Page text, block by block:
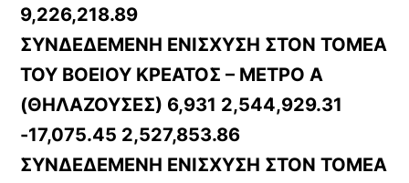
9,226,218.89
ΣΥΝΔΕΔΕΜΕΝΗ ΕΝΙΣΧΥΣΗ ΣΤΟΝ ΤΟΜΕΑ
ΤΟΥ ΒΟΕΙΟΥ ΚΡΕΑΤΟΣ – ΜΕΤΡΟ Α
(ΘΗΛΑΖΟΥΣΕΣ) 6,931 2,544,929.31
-17,075.45 2,527,853.86
ΣΥΝΔΕΔΕΜΕΝΗ ΕΝΙΣΧΥΣΗ ΣΤΟΝ ΤΟΜΕΑ